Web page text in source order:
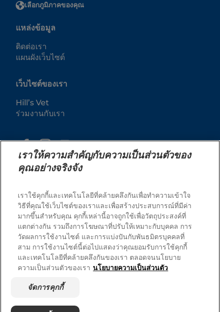
เลือกภูมิภาคของคุณ
แหล่งข้อมูล
ติดต่อเรา
แผนผังเว็บไซต์
เว็บไซต์ของเรา
Hill’s Vet
ร่วมงานกับเรา
© 2025 Hill's Pet Nutrition, Inc.
สงวนลิขสิทธิ์ 100%.
ตามที่ใช้ในที่นี้ หมายถึงสถานะเครื่องหมายการค้าจดทะเบียน
ในสหรัฐอเมริกาเท่านั้น สถานะการจดทะเบียนในภูมิภาคอื่น
อาจแตกต่างกัน การใช้งานเว็บไซต์นี้ของคุณอยู่ภายใต้ข้อ
กำหนดของเรา
ข้อกำหนดและเงื่อนไข
นโยบายความเป็นส่วนตัวทาง
เกี่ยวกับโฆษณาของเรา
เราให้ความสำคัญกับความเป็นส่วนตัวของ
คุณอย่างจริงจัง
เราใช้คุกกี้และเทคโนโลยีที่คล้ายคลึงกันเพื่อทำความเข้าใจ
วิธีที่คุณใช้เว็บไซต์ของเราและเพื่อสร้างประสบการณ์ที่มีค่า
มากขึ้นสำหรับคุณ คุกกี้เหล่านี้อาจถูกใช้เพื่อวัตถุประสงค์ที่
แตกต่างกัน รวมถึงการโฆษณาที่ปรับให้เหมาะกับบุคคล การ
วัดผลการใช้งานไซต์ และการแบ่งปันกับพันธมิตรบุคคลที่
สาม การใช้งานไซต์นี้ต่อไปแสดงว่าคุณยอมรับการใช้คุกกี้
และเทคโนโลยีที่คล้ายคลึงกันของเรา ตลอดจนนโยบาย
ความเป็นส่วนตัวของเรา นโยบายความเป็นส่วนตัว
จัดการคุกกี้